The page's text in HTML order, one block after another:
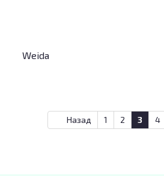
Weida
Назад 1 2 3 4